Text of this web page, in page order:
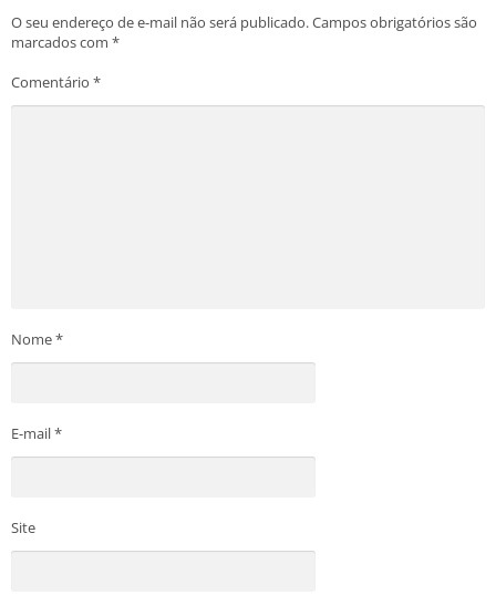
O seu endereço de e-mail não será publicado.Campos obrigatórios são
marcados com *
Comentário *
Nome*
E-mail*
Site